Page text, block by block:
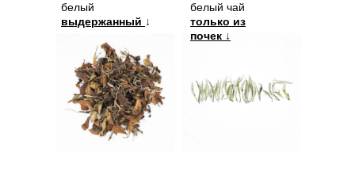
белый
выдержанный ↓
белый чай
только из
почек ↓